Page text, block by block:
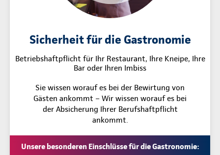
Sicherheit für die Gastronomie
Betriebshaftpflicht für Ihr Restaurant, Ihre Kneipe, Ihre
Bar oder Ihren Imbiss
Sie wissen worauf es bei der Bewirtung von
Gästen ankommt – Wir wissen worauf es bei
der Absicherung Ihrer Berufshaftpflicht
ankommt.
Unsere besonderen Einschlüsse für die Gastronomie: